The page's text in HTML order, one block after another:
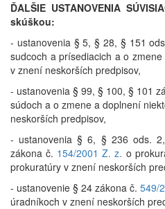
ĎALŠIE USTANOVENIA
skúškou:
- ustanovenia § 5, § 28, § 151
sudcoch a prísediacich a o
v znení neskorších predpisov,
- ustanovenia § 99, § 100, § 101
súdoch a o zmene a doplnení
neskorších predpisov,
- ustanovenia § 6, § 236 ods.
zákona č. 154/2001 Z. z. o
prokuratúry v znení neskorších
- ustanovenie § 24 zákona č. 549/
úradníkoch v znení neskorších